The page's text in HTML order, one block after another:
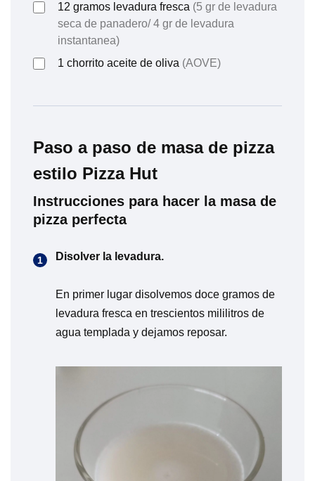
12 gramos levadura fresca (5 gr de levadura
seca de panadero/ 4 gr de levadura
instantanea)
1 chorrito aceite de oliva (AOVE)
Paso a paso de masa de pizza
estilo Pizza Hut
Instrucciones para hacer la masa de
pizza perfecta
Disolver la levadura.
En primer lugar disolvemos doce gramos de
levadura fresca en trescientos mililitros de
agua templada y dejamos reposar.